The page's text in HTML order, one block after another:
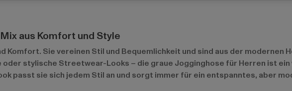
aus Komfort und Style
Komfort. Sie vereinen Stil und Bequemlichkeit und sind aus der modernen
stylische Streetwear-Looks – die graue Jogginghose für Herren ist
passt sie sich jedem Stil an und sorgt immer für ein entspanntes, aber